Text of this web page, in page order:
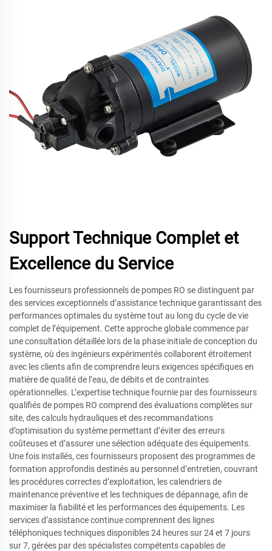
Support Technique Complet et
Excellence du Service
Les fournisseurs professionnels de pompes RO se distinguent par
des services exceptionnels d’assistance technique garantissant des
performances optimales du système tout au long du cycle de vie
complet de l’équipement. Cette approche globale commence par
une consultation détaillée lors de la phase initiale de conception du
système, où des ingénieurs expérimentés collaborent étroitement
avec les clients afin de comprendre leurs exigences spécifiques en
matière de qualité de l’eau, de débits et de contraintes
opérationnelles. L’expertise technique fournie par des fournisseurs
qualifiés de pompes RO comprend des évaluations complètes sur
site, des calculs hydrauliques et des recommandations
d’optimisation du système permettant d’éviter des erreurs
coûteuses et d’assurer une sélection adéquate des équipements.
Une fois installés, ces fournisseurs proposent des programmes de
formation approfondis destinés au personnel d’entretien, couvrant
les procédures correctes d’exploitation, les calendriers de
maintenance préventive et les techniques de dépannage, afin de
maximiser la fiabilité et les performances des équipements. Les
services d’assistance continue comprennent des lignes
téléphoniques techniques disponibles 24 heures sur 24 et 7 jours
sur 7, gérées par des spécialistes compétents capables de